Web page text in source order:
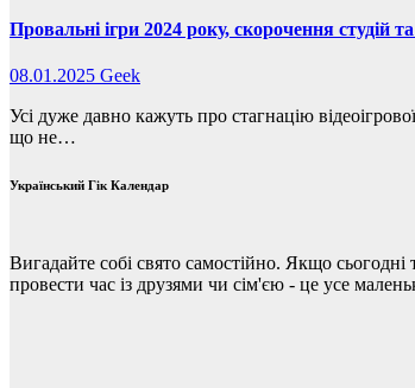
Провальні ігри 2024 року, скорочення студій
08.01.2025 Geek
Усі дуже давно кажуть про стагнацію
що не…
Український Гік Календар
Вигадайте собі свято самостійно. Якщо
провести час із друзями чи сім'єю - це усе